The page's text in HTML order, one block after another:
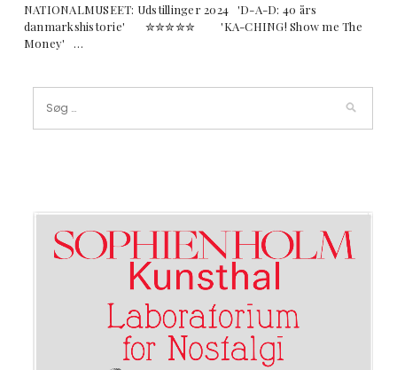
NATIONALMUSEET: Udstillinger 2024 'D-A-D: 40 års
danmarkshistorie' ✮✮✮✮✮ 'KA-CHING! Show me The
Money' …